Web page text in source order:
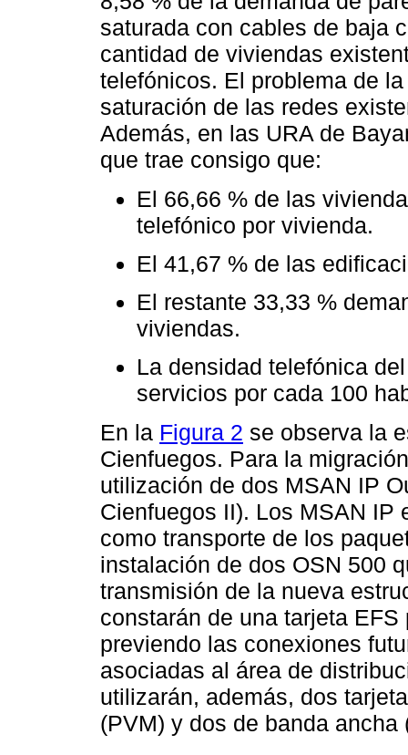
saturada con cables de baja
cantidad de viviendas
telefónicos. El problema de
saturación de las redes
Además, en las URA de
que trae consigo que:
El 66,66 % de las
telefónico por vivienda.
El 41,67 % de las
El restante 33,33 %
viviendas.
La densidad telefónica
servicios por cada 100
En la Figura 2 se observa la
Cienfuegos. Para la
utilización de dos MSAN IP
Cienfuegos II). Los MSAN IP
como transporte de los
instalación de dos OSN 500
transmisión de la nueva
constarán de una tarjeta
previendo las conexiones
asociadas al área de
utilizarán, además, dos
(PVM) y dos de banda ancha